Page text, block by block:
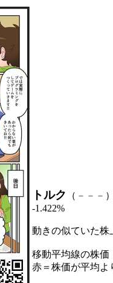
トルク （ － － －
-1.422%
動きの似ていた株
移動平均線の株価
赤＝株価が平均よ